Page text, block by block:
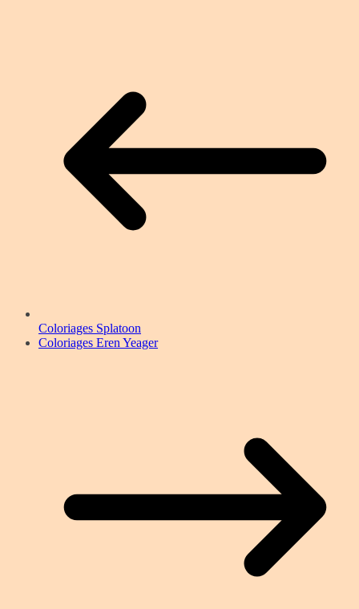
Coloriages Splatoon
Coloriages Eren Yeager